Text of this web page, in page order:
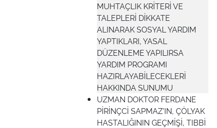
MUHTAÇLIK KRİTERİ VE
TALEPLERİ DİKKATE
ALINARAK SOSYAL YARDIM
YAPTIKLARI, YASAL
DÜZENLEME YAPILIRSA
YARDIM PROGRAMI
HAZIRLAYABİLECEKLERİ
HAKKINDA SUNUMU
UZMAN DOKTOR FERDANE
PİRİNÇCİ SAPMAZ'IN, ÇÖLYAK
HASTALIĞININ GEÇMİŞİ, TIBBİ